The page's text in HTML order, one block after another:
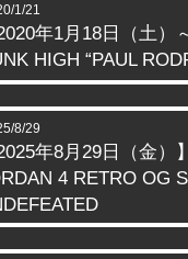
1/21
2020年1月18日（土）
HIGH “PAUL
8/29
2025年8月29日（金）
4 RETRO OG